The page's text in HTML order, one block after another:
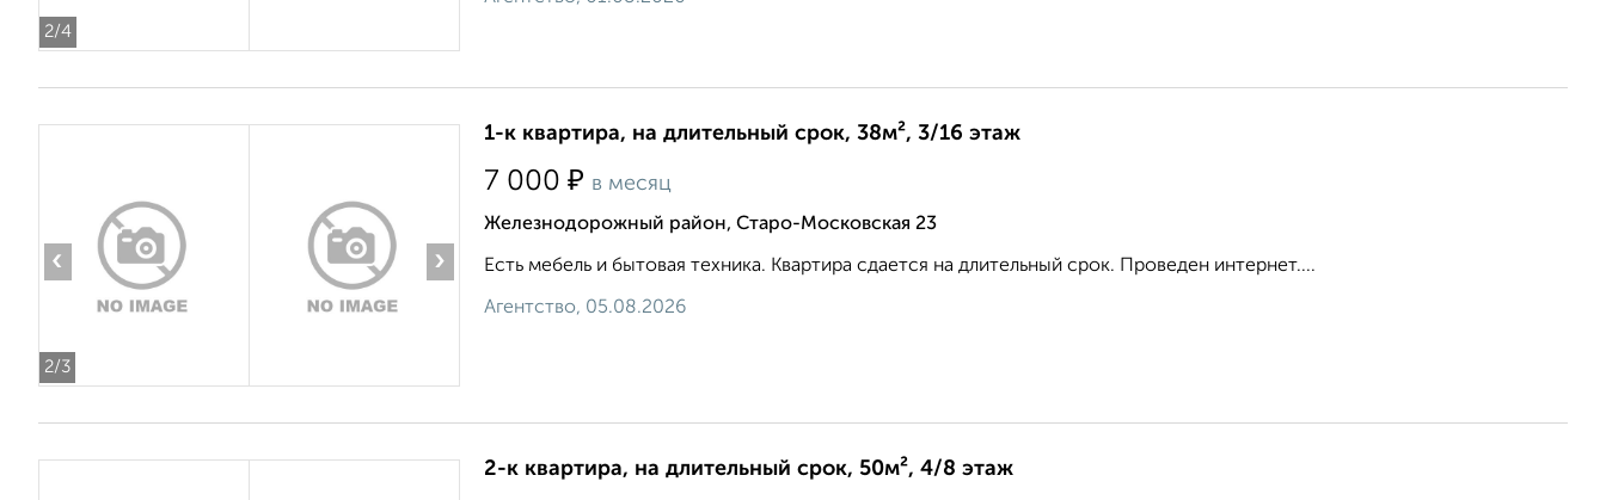
2/4
2/3
‹ ›
1-к квартира, на длительный срок, 38м², 3/16 этаж
7 000 ₽ в месяц
Железнодорожный район, Старо-Московская 23
Есть мебель и бытовая техника. Квартира сдается на длительный срок. Проведен интернет....
Агентство, 05.08.2026
2-к квартира, на длительный срок, 50м², 4/8 этаж